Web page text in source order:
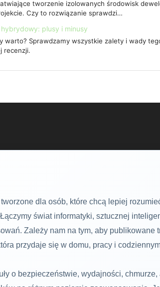
tworzenie izolowanych środowisk
Czy to rozwiązanie sprawdzi…
plusy i minusy
warto? Sprawdzamy wszystkie zalety i wady
recenzji.
dla osób, które chcą lepiej
świat informatyki, sztucznej
Zależy nam na tym, aby
przydaje się w domu, pracy i
o bezpieczeństwie, wydajności,